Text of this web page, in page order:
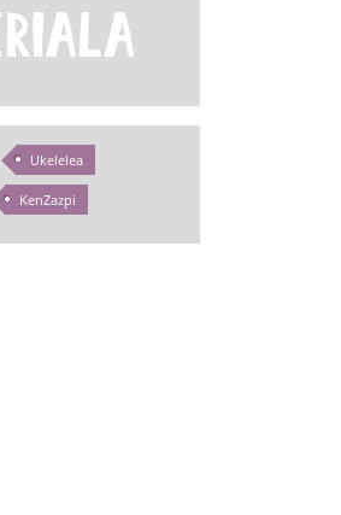
Ukelelea
KenZazpi